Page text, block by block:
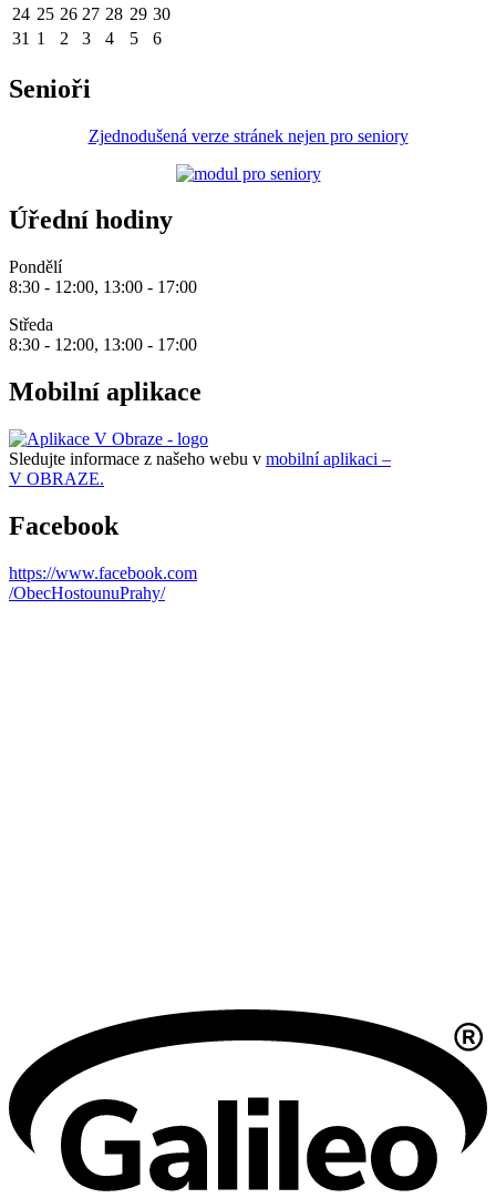
24 25 26 27 28 29 30
31 1 2 3 4 5 6
Senioři
Zjednodušená verze stránek nejen pro seniory
Úřední hodiny
Pondělí
8:30 - 12:00, 13:00 - 17:00
Středa
8:30 - 12:00, 13:00 - 17:00
Mobilní aplikace
Sledujte informace z našeho webu v mobilní aplikaci –
V OBRAZE.
Facebook
https://www.facebook.com
/ObecHostounuPrahy/